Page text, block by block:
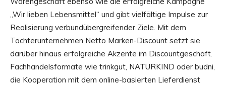
„Wir lieben Lebensmittel“ und gibt vielfältige Impulse zur
Realisierung verbundübergreifender Ziele. Mit dem
Tochterunternehmen Netto Marken-Discount setzt sie
darüber hinaus erfolgreiche Akzente im Discountgeschäft.
Fachhandelsformate wie trinkgut, NATURKIND oder budni,
die Kooperation mit dem online-basierten Lieferdienst